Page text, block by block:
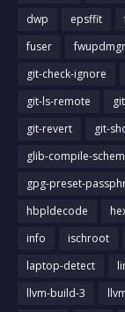
dwp
epsffit
fuser
fwupdmgr
git-check-ignore
git-ls-remote
git-revert
git-
glib-compile-
gpg-preset-
hbpldecode
info
ischroot
laptop-detect
llvm-build-3